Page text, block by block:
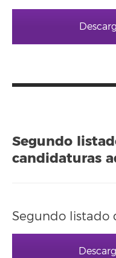
Segundo
candidaturas
Segundo listado